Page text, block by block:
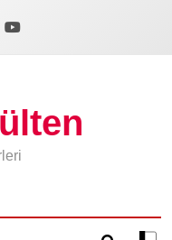
YouTube